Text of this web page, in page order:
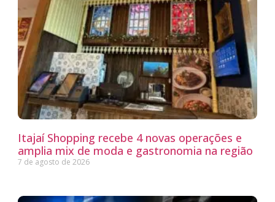
Itajaí Shopping recebe 4 novas operações e
amplia mix de moda e gastronomia na região
7 de agosto de 2026